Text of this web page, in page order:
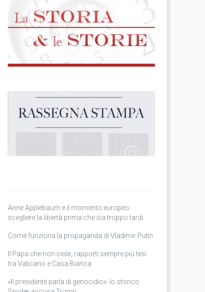
Anne Applebaum e il momento europeo:
scegliere la libertà prima che sia troppo tardi
Come funziona la propaganda di Vladimir Putin
Il Papa che non cede, rapporti sempre più tesi
tra Vaticano e Casa Bianca
«Il presidente parla di genocidio»: lo storico